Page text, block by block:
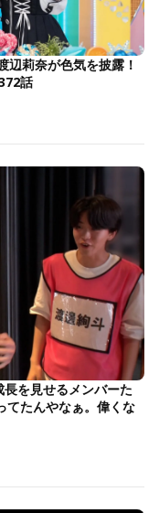
辺莉奈が色気を披露！
話
を見せるメンバーた
てたんやなぁ。偉くな